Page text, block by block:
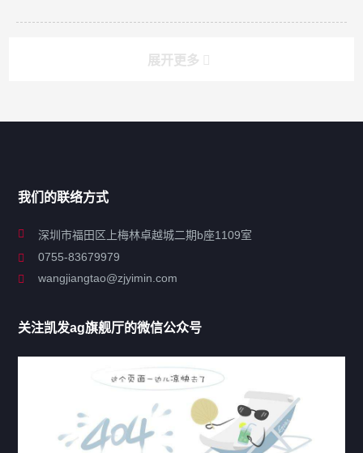
展开更多
联系凯发ag旗舰厅
行业动态
我们的联络方式
深圳市福田区上梅林卓越城二期b座1109室
0755-83679979
wangjiangtao@zjyimin.com
关注凯发ag旗舰厅的微信公众号